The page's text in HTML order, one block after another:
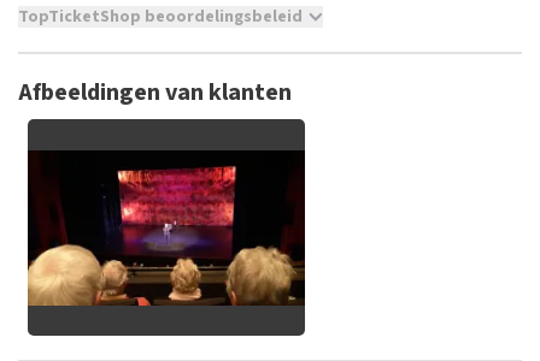
TopTicketShop beoordelingsbeleid
niet mogelijk om een review achter te laten als je geen
tickets hebt aangeschaft bij TopTicketShop. Reviews met
Het kan enkele weken duren voordat een review wordt
Afbeeldingen van klanten